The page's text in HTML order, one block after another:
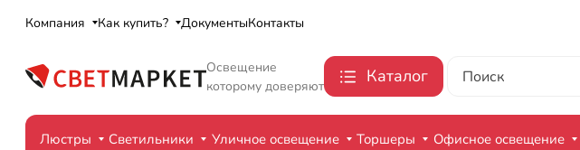
Компания Как купить? ДокументыКонтакты
Освещение
которому доверяют
Каталог
Люстры Светильники Уличное освещение Торшеры Офисное освещение